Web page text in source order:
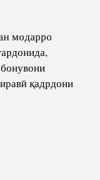
модарро
қадрдони